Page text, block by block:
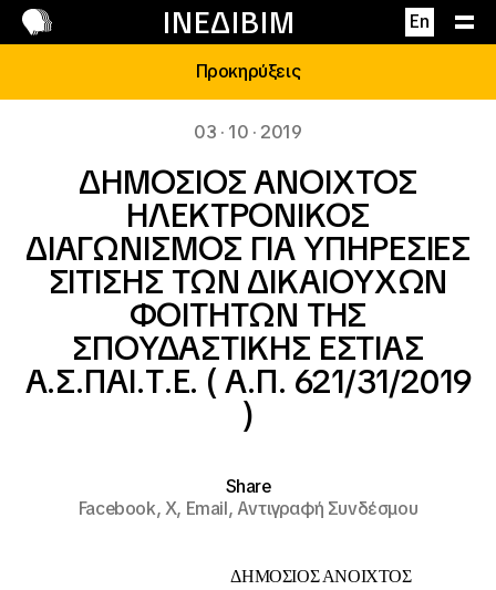
ΙΝΕΔΙΒΙΜ En
Επικοινωνία
Προκηρύξεις
03 · 10 · 2019
ΔΗΜΟΣΙΟΣ ΑΝΟΙΧΤΟΣ
ΗΛΕΚΤΡΟΝΙΚΟΣ
ΔΙΑΓΩΝΙΣΜΟΣ ΓΙΑ ΥΠΗΡΕΣΙΕΣ
ΣΙΤΙΣΗΣ ΤΩΝ ΔΙΚΑΙΟΥΧΩΝ
ΦΟΙΤΗΤΩΝ ΤΗΣ
ΣΠΟΥΔΑΣΤΙΚΗΣ ΕΣΤΙΑΣ
Α.Σ.ΠΑΙ.Τ.Ε. ( Α.Π. 621/31/2019
)
Share
Facebook,X, Email,Αντιγραφή Συνδέσμου
ΔΗΜΟΣΙΟΣ ΑΝΟΙΧΤΟΣ